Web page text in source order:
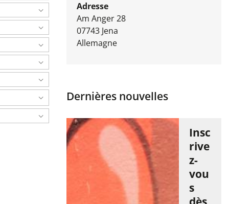
Adresse
Am Anger 28
07743 Jena
Allemagne
Dernières nouvelles
Insc
rive
z-
vou
s